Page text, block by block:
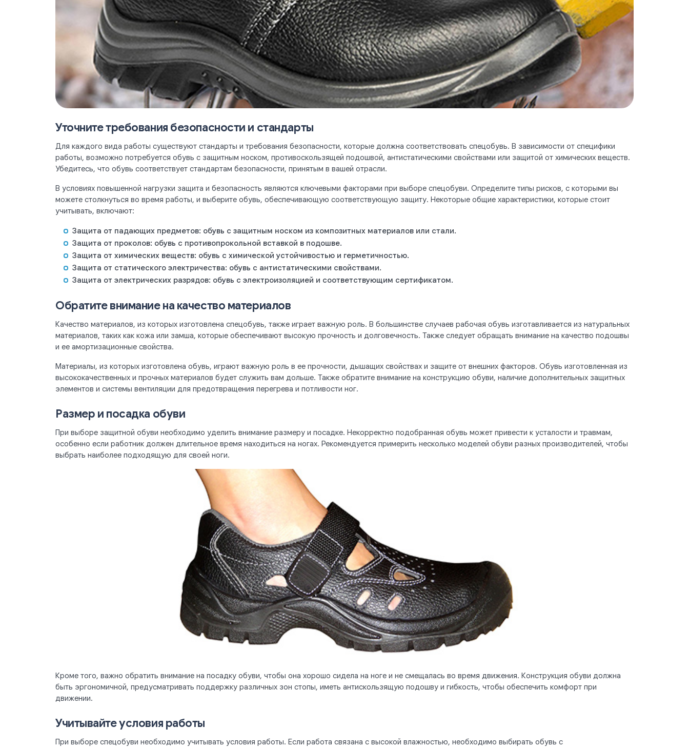
Уточните требования безопасности и стандарты
Для каждого вида работы существуют стандарты и требования безопасности, которые должна соответствовать спецобувь. В зависимости от специфики
работы, возможно потребуется обувь с защитным носком, противоскользящей подошвой, антистатическими свойствами или защитой от химических веществ.
Убедитесь, что обувь соответствует стандартам безопасности, принятым в вашей отрасли.
В условиях повышенной нагрузки защита и безопасность являются ключевыми факторами при выборе спецобуви. Определите типы рисков, с которыми вы
можете столкнуться во время работы, и выберите обувь, обеспечивающую соответствующую защиту. Некоторые общие характеристики, которые стоит
учитывать, включают:
Защита от падающих предметов: обувь с защитным носком из композитных материалов или стали.
Защита от проколов: обувь с противопрокольной вставкой в подошве.
Защита от химических веществ: обувь с химической устойчивостью и герметичностью.
Защита от статического электричества: обувь с антистатическими свойствами.
Защита от электрических разрядов: обувь с электроизоляцией и соответствующим сертификатом.
Обратите внимание на качество материалов
Качество материалов, из которых изготовлена спецобувь, также играет важную роль. В большинстве случаев рабочая обувь изготавливается из натуральных
материалов, таких как кожа или замша, которые обеспечивают высокую прочность и долговечность. Также следует обращать внимание на качество подошвы
и ее амортизационные свойства.
Материалы, из которых изготовлена обувь, играют важную роль в ее прочности, дышащих свойствах и защите от внешних факторов. Обувь изготовленная из
высококачественных и прочных материалов будет служить вам дольше. Также обратите внимание на конструкцию обуви, наличие дополнительных защитных
элементов и системы вентиляции для предотвращения перегрева и потливости ног.
Размер и посадка обуви
При выборе защитной обуви необходимо уделить внимание размеру и посадке. Некорректно подобранная обувь может привести к усталости и травмам,
особенно если работник должен длительное время находиться на ногах. Рекомендуется примерить несколько моделей обуви разных производителей, чтобы
выбрать наиболее подходящую для своей ноги.
Кроме того, важно обратить внимание на посадку обуви, чтобы она хорошо сидела на ноге и не смещалась во время движения. Конструкция обуви должна
быть эргономичной, предусматривать поддержку различных зон стопы, иметь антискользящую подошву и гибкость, чтобы обеспечить комфорт при
движении.
Учитывайте условия работы
При выборе спецобуви необходимо учитывать условия работы. Если работа связана с высокой влажностью, необходимо выбирать обувь с